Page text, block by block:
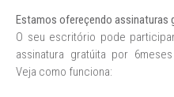
Estamos ofereçendo assinaturas
O seu escritório pode
assinatura gratúita por
Veja como funciona: